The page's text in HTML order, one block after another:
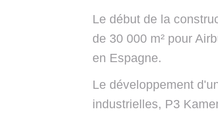
Le début de la
de 30 000 m² pour
en Espagne.
Le développement
industrielles, P3